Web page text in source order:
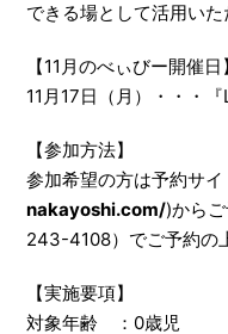
できる場として活用いた
【11月のべぃびー開催日】
11月17日（月）・・・『
【参加方法】
参加希望の方は予約サイ
nakayoshi.com/)から
243-4108）でご予約の
【実施要項】
対象年齢 ：0歳児